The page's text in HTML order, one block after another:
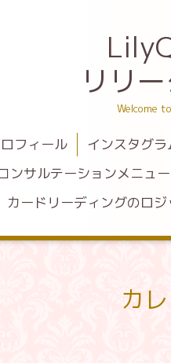
リリ
Welcome
フィール インスタグラ
ンサルテーションメニュー
カードリーディングのロ
カ